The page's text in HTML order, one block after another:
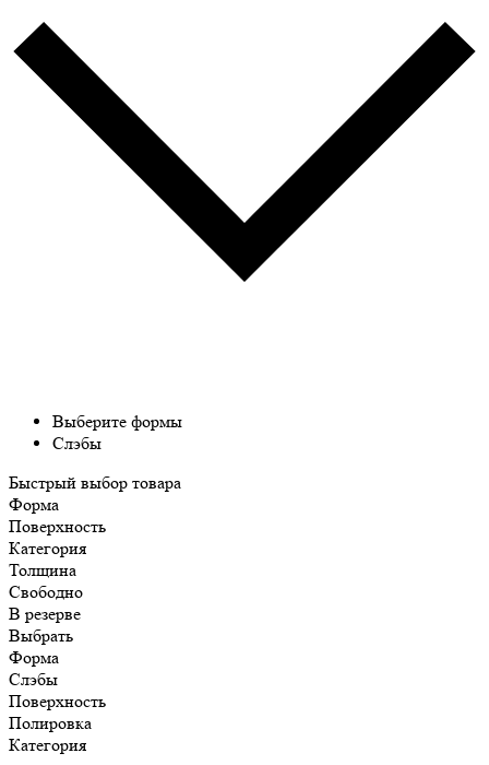
Выберите формы
Слэбы
Быстрый выбор товара
Форма
Поверхность
Категория
Толщина
Свободно
В резерве
Выбрать
Форма
Слэбы
Поверхность
Полировка
Категория